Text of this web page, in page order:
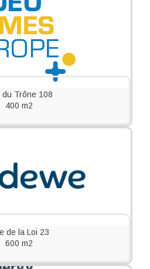
du Trône 108
400 m2
de la Loi 23
600 m2